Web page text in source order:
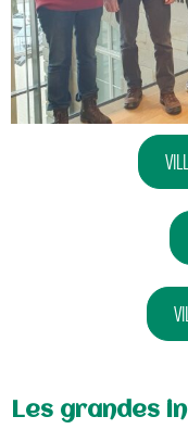
Les grandes